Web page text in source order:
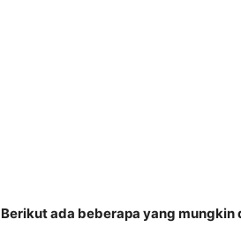
Berikut ada beberapa yang